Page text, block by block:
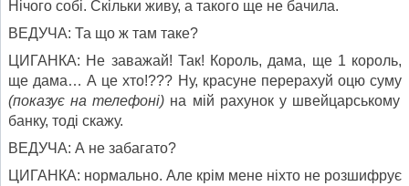
Нічого собі. Скільки живу, а такого ще не бачила.
ВЕДУЧА: Та що ж там таке?
ЦИГАНКА: Не заважай! Так! Король, дама, ще 1 король,
ще дама… А це хто!??? Ну, красуне перерахуй оцю суму
(показує на телефоні) на мій рахунок у швейцарському
банку, тоді скажу.
ВЕДУЧА: А не забагато?
ЦИГАНКА: нормально. Але крім мене ніхто не розшифрує